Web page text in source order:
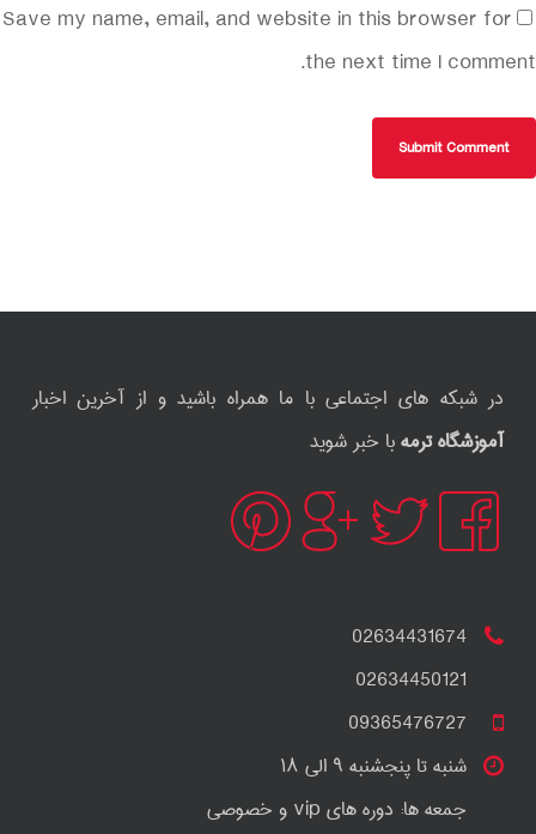
Save my name, email, and website in this browser for
the next time I comment.
در شبکه های اجتماعی با ما همراه باشید و از آخرین اخبار
آموزشگاه ترمهبا خبر شوید
02634431674
02634450121
09365476727
شنبه تا پنجشنبه ۹ الی ۱۸
جمعه ها: دوره های vip و خصوصی